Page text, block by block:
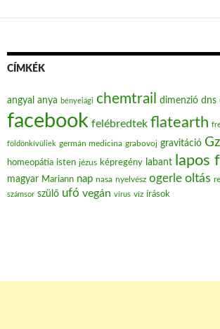
CÍMKÉK
angyal anya bényeiági chemtrail dimenzió dns
facebook felébredtek flatearth
földönkívüliek germán medicina grabovoj gravitáció
homeopátia isten jézus képregény labant lapos
magyar Mariann nap nasa nyelvész ogerle oltás
számsor szülő ufó vegán vírus víz írások